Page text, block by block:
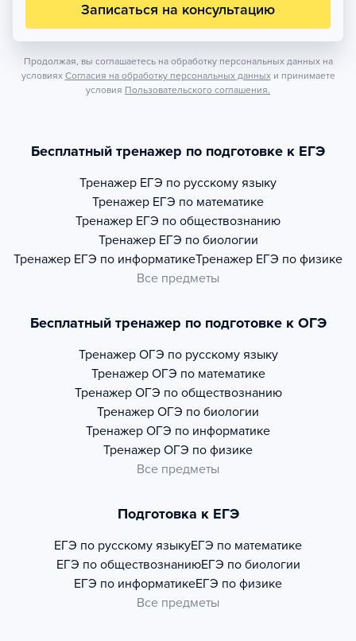
Записаться на консультацию
Продолжая, вы соглашаетесь на обработку персональных данных на
условиях Согласия на обработку персональных данных и принимаете
условия Пользовательского соглашения.
Бесплатный тренажер по подготовке к ЕГЭ
Тренажер ЕГЭ по русскому языку
Тренажер ЕГЭ по математике
Тренажер ЕГЭ по обществознанию
Тренажер ЕГЭ по биологии
Тренажер ЕГЭ по информатикеТренажер ЕГЭ по физике
Все предметы
Бесплатный тренажер по подготовке к ОГЭ
Тренажер ОГЭ по русскому языку
Тренажер ОГЭ по математике
Тренажер ОГЭ по обществознанию
Тренажер ОГЭ по биологии
Тренажер ОГЭ по информатике
Тренажер ОГЭ по физике
Все предметы
Подготовка к ЕГЭ
ЕГЭ по русскому языкуЕГЭ по математике
ЕГЭ по обществознаниюЕГЭ по биологии
ЕГЭ по информатикеЕГЭ по физике
Все предметы